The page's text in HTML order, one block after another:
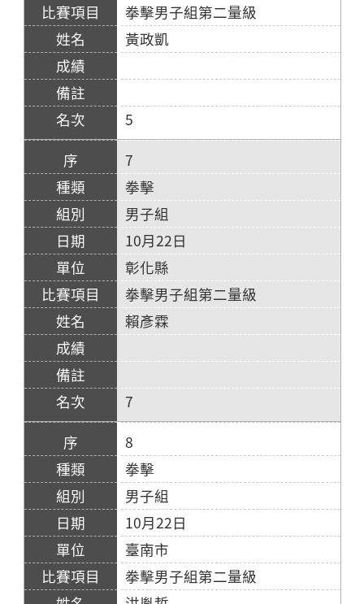
拳擊男子組第二量級
黃政凱
5
7
拳擊
男子組
10月22日
彰化縣
拳擊男子組第二量級
賴彥霖
7
8
拳擊
男子組
10月22日
臺南市
拳擊男子組第二量級